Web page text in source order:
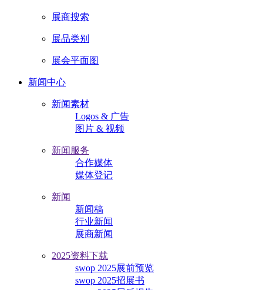
展商搜索
展品类别
展会平面图
新闻中心
新闻素材
Logos & 广告
图片 & 视频
新闻服务
合作媒体
媒体登记
新闻
新闻稿
行业新闻
展商新闻
2025资料下载
swop 2025展前预览
swop 2025招展书